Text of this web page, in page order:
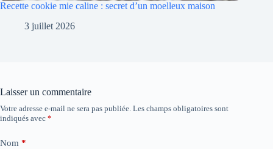
Recette cookie mie caline : secret d’un moelleux maison
3 juillet 2026
Laisser un commentaire
Votre adresse e-mail ne sera pas publiée. Les champs obligatoires sont
indiqués avec *
Nom *